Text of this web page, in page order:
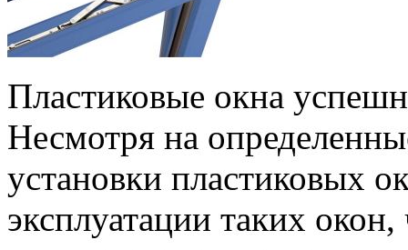
Пластиковые окна
Несмотря на
установки пластиковых
эксплуатации таких